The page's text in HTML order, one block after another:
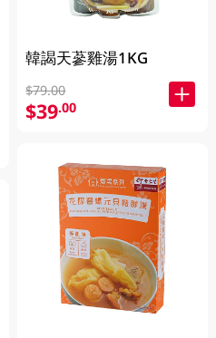
韓謁天蔘雞湯1KG
$79.00
$39.00